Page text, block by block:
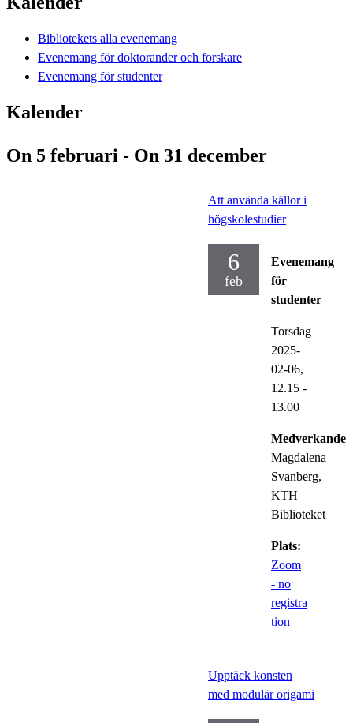
Bibliotekets alla evenemang
Evenemang för doktorander och forskare
Evenemang för studenter
Kalender
On 5 februari - On 31 december
Att använda källor i
högskolestudier
6
feb
Evenemang
för
studenter
Torsdag
2025-
02-06,
12.15 -
13.00
Medverkande:
Magdalena
Svanberg,
KTH
Biblioteket
Plats:
Zoom
- no
registra
tion
Upptäck konsten
med modulär origami